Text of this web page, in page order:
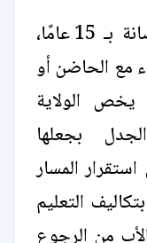
كما حدد السن الأقصى للحضانة بـ 15 عامًا،
مع الحاضن أو
يخص الولاية
بجعلها
المسار
التعليم